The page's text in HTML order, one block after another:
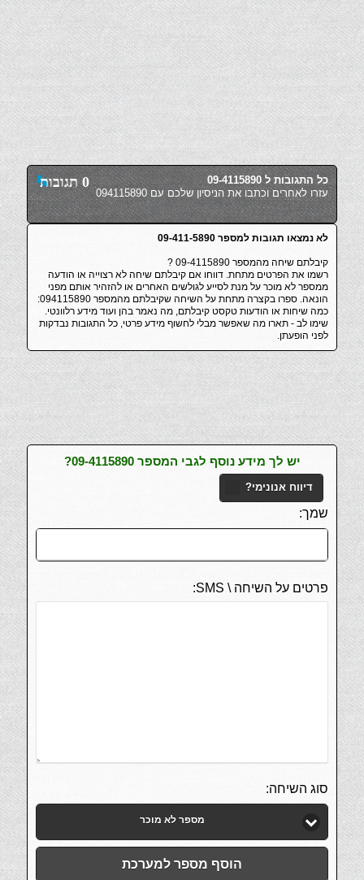
0 תגובות
כל התגובות ל 09-4115890
עזרו לאחרים וכתבו את הניסיון שלכם עם 094115890
לא נמצאו תגובות למספר 09-411-5890
קיבלתם שיחה מהמספר 09-4115890 ?
רשמו את הפרטים מתחת. דווחו אם קיבלתם שיחה לא רצוייה או הודעה
ממספר לא מוכר על מנת לסייע לגולשים האחרים או להזהיר אותם מפני
הונאה. ספרו בקצרה מתחת על השיחה שקיבלתם מהמספר 094115890:
כמה שיחות או הודעות טקסט קיבלתם, מה נאמר בהן ועוד מידע רלוונטי.
שימו לב - תארו מה שאפשר מבלי לחשוף מידע פרטי, כל התגובות נבדקות
לפני הופעתן.
יש לך מידע נוסף לגבי המספר 09-4115890?
דיווח אנונימי?
שמך:
פרטים על השיחה \ SMS:
סוג השיחה:
מספר לא מוכר
הוסף מספר למערכת